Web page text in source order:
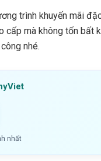
trình khuyến mãi
cấp mà không tốn bất
nhé.
nhất